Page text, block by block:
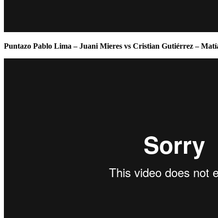
Puntazo Pablo Lima – Juani Mieres vs Cristian Gutiérrez –